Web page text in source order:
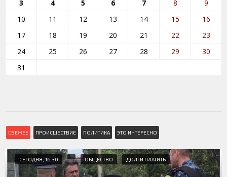
3 4 5 6 7 8
9
10
11 12 13 14 15
16
17
18 19 20 21 22
23
24
25 26 27 28 29
30
31
СВЕЖЕЕ ПРОИСШЕСТВИЕ ПОЛИТИКА ЭТО ИНТЕРЕСНО
СЕГОДНЯ, 16:30 ОБЩЕСТВО ДОЛГИ ПЛАТИТЬ